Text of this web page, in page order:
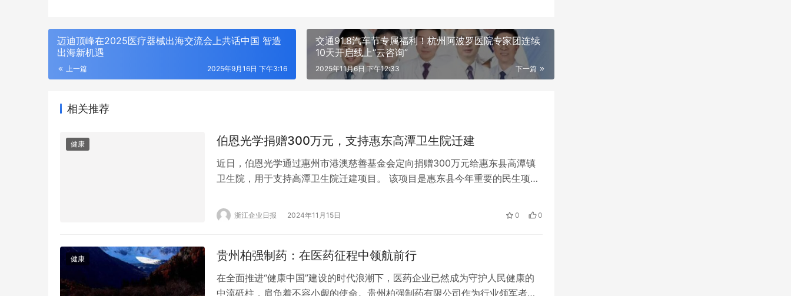
迈迪顶峰在2025医疗器械出海交流会上共话中国 智造
出海新机遇
上一篇 2025年9月16日 下午3:16
交通91.8汽车节专属福利！杭州阿波罗医院专家团连续
10天开启线上“云咨询”
下一篇
2025年11月6日 下午12:33
相关推荐
健康 伯恩光学捐赠300万元，支持惠东高潭卫生院迁建
近日，伯恩光学通过惠州市港澳慈善基金会定向捐赠300万元给惠东县高潭镇
卫生院，用于支持高潭卫生院迁建项目。 该项目是惠东县今年重要的民生项
疗卫生服务能力，改善就医环境，更好地满足高潭镇人民群众日益增长的就医
浙江企业日报 2024年11月15日 0 0
健康 贵州柏强制药：在医药征程中领航前行
在全面推进“健康中国”建设的时代浪潮下，医药企业已然成为守护人民健康的
中流砥柱，肩负着不容小觑的使命。贵州柏强制药有限公司作为行业领军者，